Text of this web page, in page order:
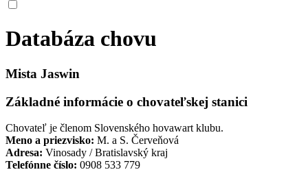
Databáza chovu
Mista Jaswin
Základné informácie o chovateľskej stanici
Chovateľ je členom Slovenského hovawart klubu.
Meno a priezvisko: M. a S. Červeňová
Adresa: Vinosady / Bratislavský kraj
Telefónne číslo: 0908 533 779